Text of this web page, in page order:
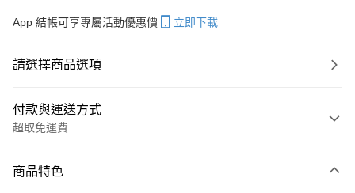
App 結帳可享專屬活動優惠價 立即下載
請選擇商品選項
付款與運送方式
超取免運費
信用卡一次付款
商品特色